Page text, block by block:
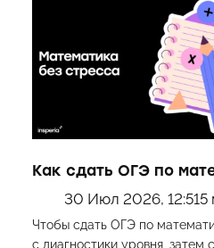
Как сдать ОГЭ по
30 Июл 2026, 12:515
Чтобы сдать ОГЭ по
с диагностики уровня, затем